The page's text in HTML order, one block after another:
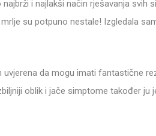
i najlakši način rješavanja svih
su potpuno nestale! Izgledala
da mogu imati fantastične
oblik i jače simptome također ju